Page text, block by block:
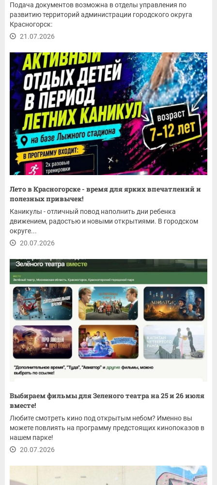
Подача документов возможна в отделы управления по
развитию территорий администрации городского округа
Красногорск:
21.07.2026
Лето в Красногорске - время для ярких впечатлений и
полезных привычек!
Каникулы - отличный повод наполнить дни ребенка
движением, радостью и новыми открытиями. В городском
округе...
20.07.2026
Выбираем фильмы для Зеленого театра на 25 и 26 июля
вместе!
Любите смотреть кино под открытым небом? Именно вы
можете повлиять на программу предстоящих кинопоказов в
нашем парке!
20.07.2026